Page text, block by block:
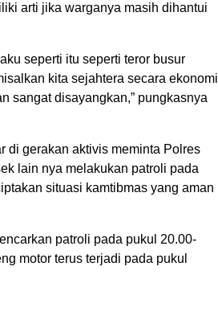
arti jika warganya masih dihantui
seperti itu seperti teror busur
kita sejahtera secara ekonomi
sangat disayangkan,” pungkasnya
di gerakan aktivis meminta Polres
lain nya melakukan patroli pada
situasi kamtibmas yang aman
patroli pada pukul 20.00-
motor terus terjadi pada pukul